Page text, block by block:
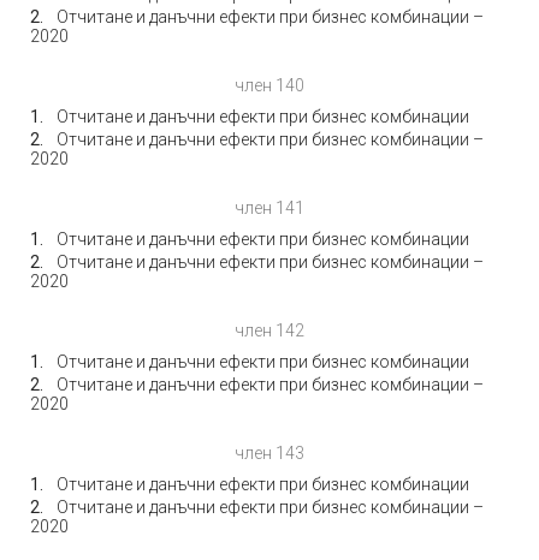
Отчитане и данъчни ефекти при бизнес комбинации –
2020
член 140
Отчитане и данъчни ефекти при бизнес комбинации
Отчитане и данъчни ефекти при бизнес комбинации –
2020
член 141
Отчитане и данъчни ефекти при бизнес комбинации
Отчитане и данъчни ефекти при бизнес комбинации –
2020
член 142
Отчитане и данъчни ефекти при бизнес комбинации
Отчитане и данъчни ефекти при бизнес комбинации –
2020
член 143
Отчитане и данъчни ефекти при бизнес комбинации
Отчитане и данъчни ефекти при бизнес комбинации –
2020